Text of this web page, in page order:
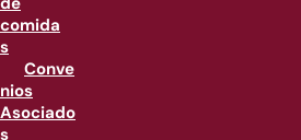
comida
s
Conve
nios
Asociado
s